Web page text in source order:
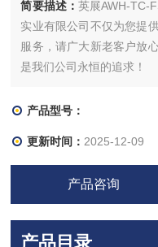
简要描述： 英展AWH-TC-
实业有限公司不仅为您提
服务，请广大新老客户放
是我们公司永恒的追求！
产品型号：
更新时间： 2025-12-09
产品咨询
产品目录